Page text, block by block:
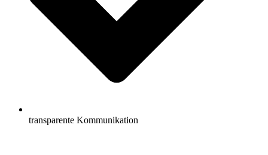
transparente Kommunikation